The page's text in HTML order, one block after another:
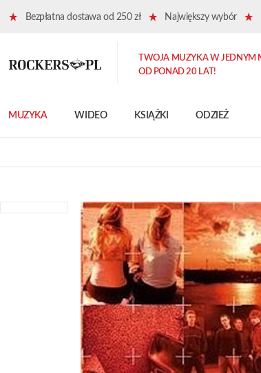
Bezpłatna dostawa od 250 zł Największy wybór
MUZYKA WIDEO KSIĄŻKI ODZIEŻ
TWOJA MUZYKA W JEDNYM
OD PONAD 20 LAT!